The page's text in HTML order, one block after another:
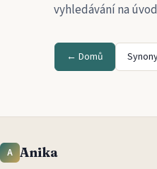
vyhledávání na
← Domů
A Anika